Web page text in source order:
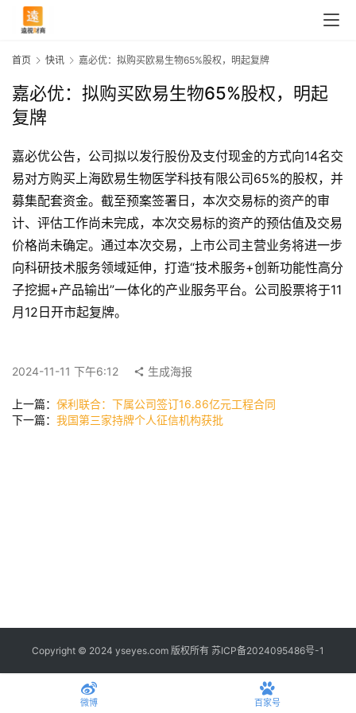
首
页
快
讯
司
首页 快讯 嘉必优：拟购买欧易生物65%股权，明起复牌
嘉必优：拟购买欧易生物65%股权，明起
复牌
嘉必优公告，公司拟以发行股份及支付现金的方式向14名交
易对方购买上海欧易生物医学科技有限公司65%的股权，并
募集配套资金。截至预案签署日，本次交易标的资产的审
计、评估工作尚未完成，本次交易标的资产的预估值及交易
价格尚未确定。通过本次交易，上市公司主营业务将进一步
向科研技术服务领域延伸，打造“技术服务+创新功能性高分
子挖掘+产品输出”一体化的产业服务平台。公司股票将于11
月12日开市起复牌。
2024-11-11 下午6:12 生成海报
上一篇： 保利联合：下属公司签订16.86亿元工程合同
下一篇： 我国第三家持牌个人征信机构获批
Copyright © 2024 yseyes.com 版权所有 苏ICP备2024095486号-1
微博 百家号